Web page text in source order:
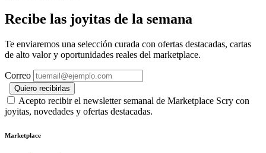
Recibe las joyitas de la semana
Te enviaremos una selección curada con ofertas destacadas, cartas
de alto valor y oportunidades reales del marketplace.
Correo
Quiero recibirlas
Acepto recibir el newsletter semanal de Marketplace Scry con
joyitas, novedades y ofertas destacadas.
Marketplace